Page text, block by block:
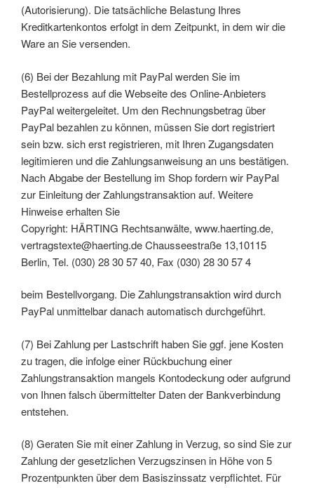
(Autorisierung). Die tatsächliche Belastung Ihres
Kreditkartenkontos erfolgt in dem Zeitpunkt, in dem wir die
Ware an Sie versenden.
(6) Bei der Bezahlung mit PayPal werden Sie im
Bestellprozess auf die Webseite des Online-Anbieters
PayPal weitergeleitet. Um den Rechnungsbetrag über
PayPal bezahlen zu können, müssen Sie dort registriert
sein bzw. sich erst registrieren, mit Ihren Zugangsdaten
legitimieren und die Zahlungsanweisung an uns bestätigen.
Nach Abgabe der Bestellung im Shop fordern wir PayPal
zur Einleitung der Zahlungstransaktion auf. Weitere
Hinweise erhalten Sie
Copyright: HÄRTING Rechtsanwälte, www.haerting.de,
vertragstexte@haerting.de Chausseestraße 13,10115
Berlin, Tel. (030) 28 30 57 40, Fax (030) 28 30 57 4
beim Bestellvorgang. Die Zahlungstransaktion wird durch
PayPal unmittelbar danach automatisch durchgeführt.
(7) Bei Zahlung per Lastschrift haben Sie ggf. jene Kosten
zu tragen, die infolge einer Rückbuchung einer
Zahlungstransaktion mangels Kontodeckung oder aufgrund
von Ihnen falsch übermittelter Daten der Bankverbindung
entstehen.
(8) Geraten Sie mit einer Zahlung in Verzug, so sind Sie zur
Zahlung der gesetzlichen Verzugszinsen in Höhe von 5
Prozentpunkten über dem Basiszinssatz verpflichtet. Für